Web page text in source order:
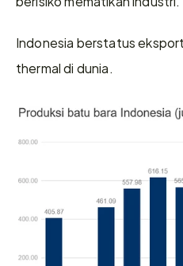
Indonesia berstatus
thermal di dunia.